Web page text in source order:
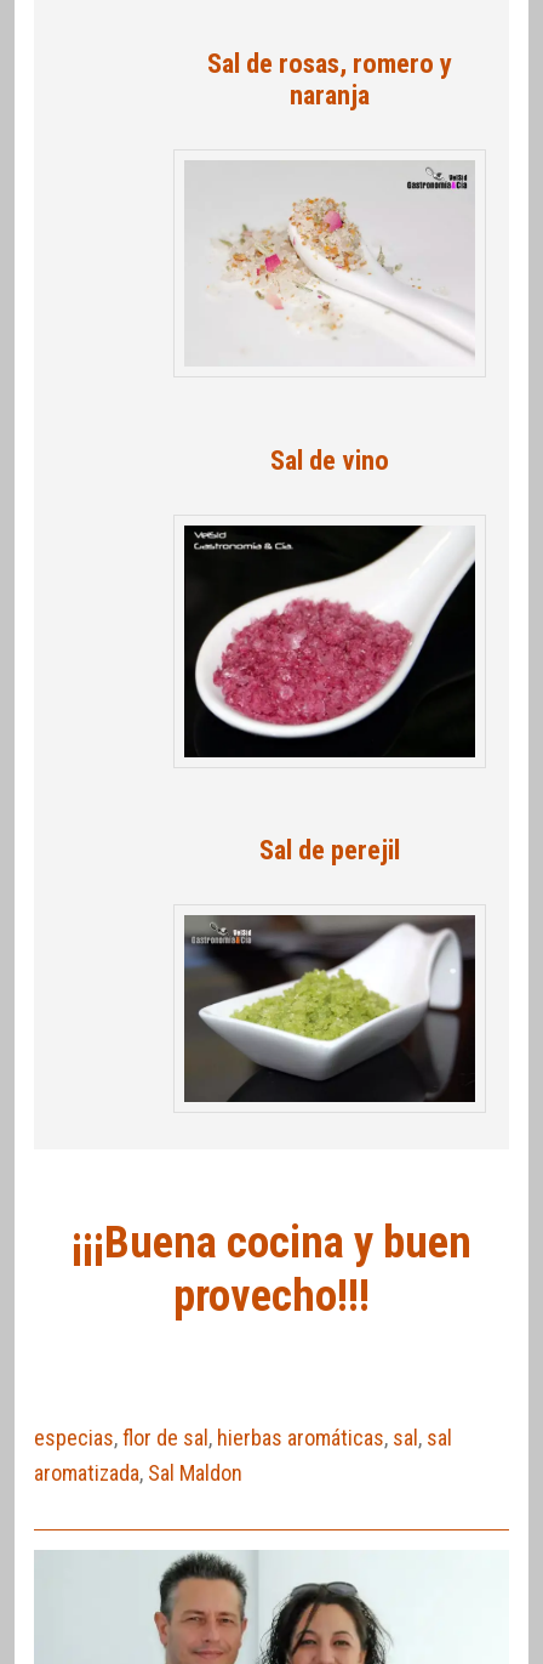
Sal de rosas, romero y
naranja
Sal de vino
Sal de perejil
¡¡¡Buena cocina y buen
provecho!!!
especias,flor de sal , hierbas aromáticas, sal , sal
aromatizada, Sal Maldon